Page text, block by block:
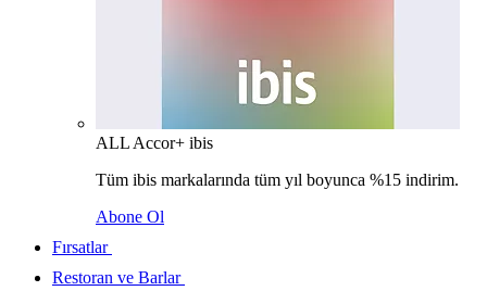
ALL Accor+ ibis
Tüm ibis markalarında tüm yıl boyunca %15 indirim.
Abone Ol
Fırsatlar
Restoran ve Barlar